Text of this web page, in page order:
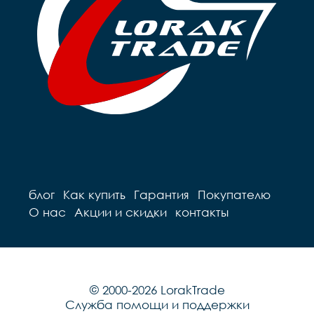
Седло		детское на
пружинах
Педали		Пластиковые
Подседельный штырь
сталь
Вес		9.7 кг
пружинах
Подседельный
блог Как купить Гарантия
Покупателю
О нас
Акции и скидки контакты
© 2000-2026 LorakTrade
Служба помощи и поддержки